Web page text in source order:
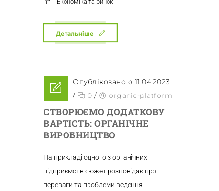
Економіка та ринок
Детальніше
Опубліковано о 11.04.2023
/
0 / organic-platform
СТВОРЮЄМО ДОДАТКОВУ
ВАРТІСТЬ: ОРГАНІЧНЕ
ВИРОБНИЦТВО
На прикладі одного з органічних
підприємств сюжет розповідає про
переваги та проблеми ведення